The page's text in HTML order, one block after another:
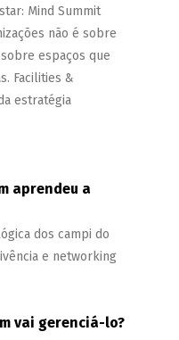
Mind Summit
não é sobre
espaços que
Facilities &
estratégia
aprendeu a
dos campi do
e networking
vai gerenciá-lo?